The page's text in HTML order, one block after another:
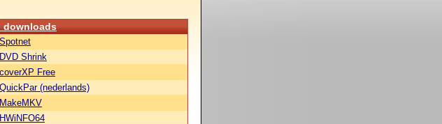
downloads
Spotnet
DVD Shrink
coverXP Free
QuickPar (nederlands)
MakeMKV
HWiNFO64